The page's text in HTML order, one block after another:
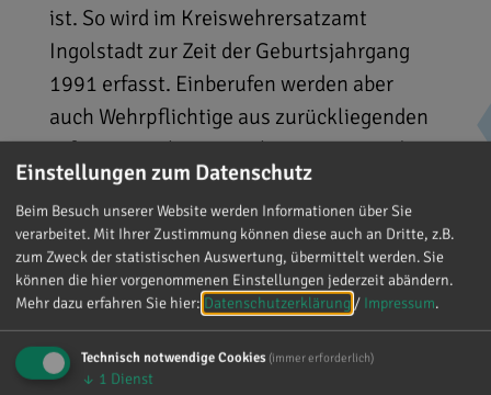
ist. So wird im Kreiswehrersatzamt
Ingolstadt zur Zeit der Geburtsjahrgang
1991 erfasst. Einberufen werden aber
auch Wehrpflichtige aus zurückliegenden
Erfassungsjahrgängen bis zu 1986 und
älter. Schließlich gibt es auch junge
Männer, die endgültig nicht verfügbar sind,
wie anerkannte Kriegsdienstverweigerer
und die, die Dienst im Zivil- oder
Katastrophenschutz als Ersatzdienst
leisten. Was genau bedeutet Verfügbarkeit
für den Wehrdienst? Verfügbar für den
Einstellungen zum Datenschutz
Beim Besuch unserer Website werden Informationen über Sie
verarbeitet. Mit Ihrer Zustimmung können diese auch an Dritte, z.B.
zum Zweck der statistischen Auswertung, übermittelt werden. Sie
können die hier vorgenommenen Einstellungen jederzeit abändern.
Mehr dazu erfahren Sie hier: Datenschutzerklärung / Impressum.
Technisch notwendige Cookies (immer erforderlich)
↓ 1 Dienst